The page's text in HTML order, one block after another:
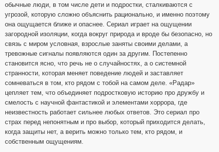
обычные люди, в том числе дети и подростки, сталкиваются с
угрозой, которую сложно объяснить рационально, и именно поэтому
она ощущается ближе и опаснее. Сериал играет на ощущении
загородной изоляции, когда вокруг природа и вроде бы безопасно, но
связь с миром условная, взрослые заняты своими делами, а
тревожные сигналы появляются один за другим. Постепенно
становится ясно, что речь не о случайностях, а о системной
странности, которая меняет поведение людей и заставляет
сомневаться в том, кто рядом с тобой на самом деле. «Радар»
цепляет тем, что объединяет подростковую историю про дружбу и
смелость с научной фантастикой и элементами хоррора, где
неизвестность работает сильнее любых ответов. Это сериал про
страх перед непонятным и про выбор, который приходится делать,
когда защиты нет, а верить можно только тем, кто рядом, и
собственным ощущениям.